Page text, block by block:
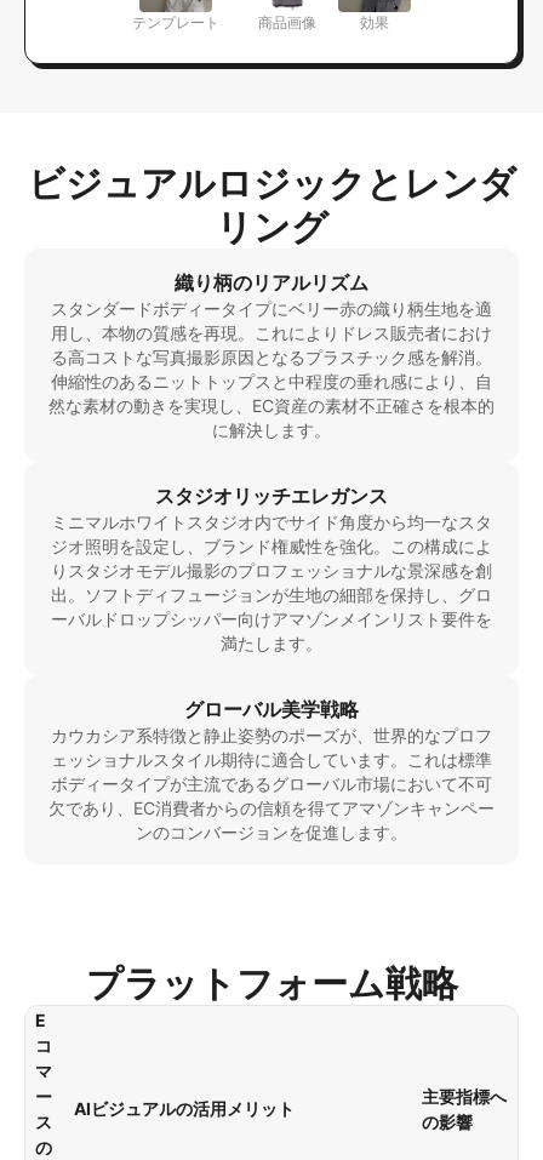
テンプレート 商品画像 効果
ビジュアルロジックとレンダ
リング
織り柄のリアルリズム
スタンダードボディータイプにベリー赤の織り柄生地を適
用し、本物の質感を再現。これによりドレス販売者におけ
る高コストな写真撮影原因となるプラスチック感を解消。
伸縮性のあるニットトップスと中程度の垂れ感により、自
然な素材の動きを実現し、EC資産の素材不正確さを根本的
に解決します。
スタジオリッチエレガンス
ミニマルホワイトスタジオ内でサイド角度から均一なスタ
ジオ照明を設定し、ブランド権威性を強化。この構成によ
りスタジオモデル撮影のプロフェッショナルな景深感を創
出。ソフトディフュージョンが生地の細部を保持し、グロ
ーバルドロップシッパー向けアマゾンメインリスト要件を
満たします。
グローバル美学戦略
カウカシア系特徴と静止姿勢のポーズが、世界的なプロフ
ェッショナルスタイル期待に適合しています。これは標準
ボディータイプが主流であるグローバル市場において不可
欠であり、EC消費者からの信頼を得てアマゾンキャンペー
ンのコンバージョンを促進します。
プラットフォーム戦略
E
コ
マ
ー
ス
の
AIビジュアルの活用メリット
主要指標へ
の影響